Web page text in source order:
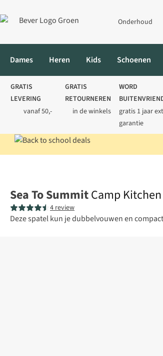
Onderhoud
Dames Heren Kids Schoenen
GRATIS
LEVERING
vanaf 50,-
GRATIS
RETOURNEREN
in de winkels
WORD
gratis 1 jaar
garantie
Sea To SummitCamp
4 review
Deze spatel kun je dubbelvouwen en